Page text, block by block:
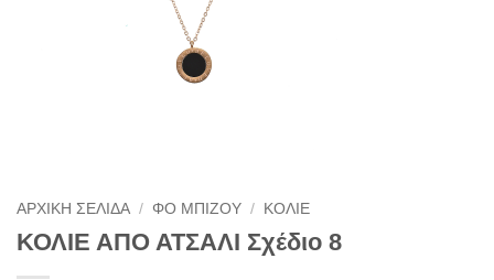
ΑΡΧΙΚΉ ΣΕΛΊΔΑ / ΦΟ ΜΠΙΖΟΎ / ΚΟΛΙΈ
ΚΟΛΙΕ ΑΠΟ ΑΤΣΑΛΙ Σχέδιο 8